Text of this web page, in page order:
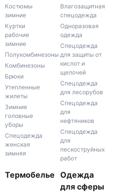
Костюмы
зимние
Куртки
рабочие
зимние
Полукомбинезоны
Комбинезоны
Брюки
Утепленные
жилеты
Зимние
головные
уборы
Спецодежда
женская
зимняя
Влагозащитная
спецодежда
Одноразовая
одежда
Спецодежда
для защиты от
кислот и
щелочей
Спецодежда
для лесорубов
Спецодежда
для
нефтяников
Спецодежда
для
пескоструйных
работ
Термобелье Одежда
для сферы